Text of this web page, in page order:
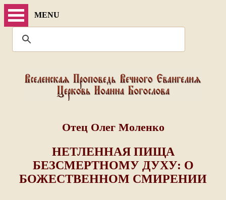
MENU
Отец Олег Моленко
НЕТЛЕННАЯ ПИЩА
БЕЗСМЕРТНОМУ ДУХУ: О
БОЖЕСТВЕННОМ СМИРЕНИИ